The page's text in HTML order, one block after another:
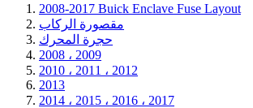
2008-2017 Buick Enclave Fuse Layout
مقصورة الركاب
حجرة المحرك
2008 ، 2009
2010 ، 2011 ، 2012
2013
2014 ، 2015 ، 2016 ، 2017